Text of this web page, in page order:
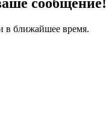
сообщение!
в ближайшее время.